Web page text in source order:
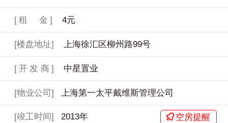
[租 金] 4元
[楼盘地址] 上海徐汇区柳州路99号
[开发商] 中星置业
[物业公司] 上海第一太平戴维斯管理公司
[竣工时间] 2013年 空房提醒